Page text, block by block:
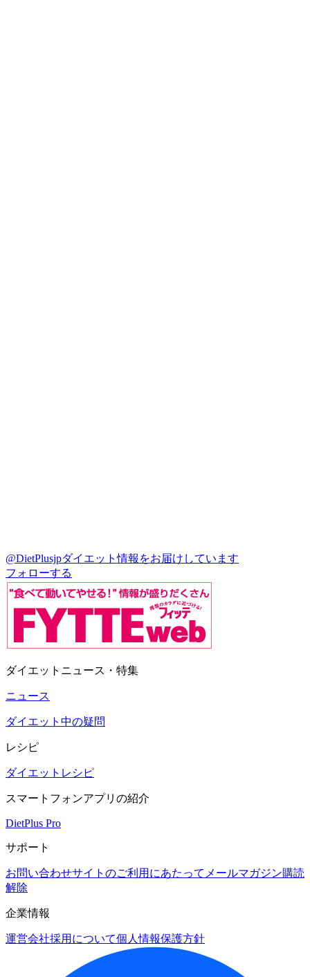
@DietPlusjpダイエット情報をお届けしています
フォローする
ダイエットニュース・特集
ニュース
ダイエット中の疑問
レシピ
ダイエットレシピ
スマートフォンアプリの紹介
DietPlus Pro
サポート
お問い合わせサイトのご利用にあたって メールマガジン購読
解除
企業情報
運営会社採用について個人情報保護方針